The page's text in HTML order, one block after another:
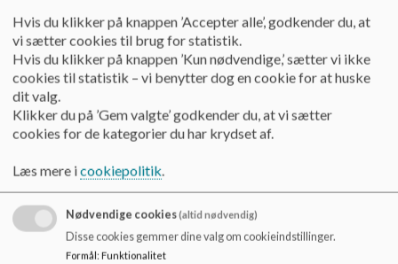
i
NYBROEN
Nyheder
Nybroens skolebestyrelse kæmper for skolens
vilkår...
Nybroens skolebestyrelse kæmper
for skolens vilkår...
Vores skolebestyrelse kæmper for
skolens vilkår...
Hermed et link til artikel på Fyens.dk.
Hvis du klikker på knappen ’Accepter alle’, godkender du, at
vi sætter cookies til brug for statistik.
Hvis du klikker på knappen ’Kun nødvendige,’ sætter vi ikke
cookies til statistik – vi benytter dog en cookie for at huske
dit valg.
Klikker du på ’Gem valgte’ godkender du, at vi sætter
cookies for de kategorier du har krydset af.
Læs mere icookiepolitik.
Nødvendige cookies(altid nødvendig)
Disse cookies gemmer dine valg om cookieindstillinger.
Formål: Funktionalitet